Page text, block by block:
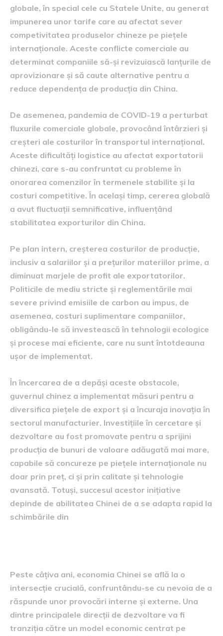
globale, în special cele cu Statele Unite, au generat
impunerea unor tarife care au afectat sever
competivitatea produselor chineze pe piețele
internaționale. Aceste conflicte comerciale au
determinat companiile să-și revizuiască lanțurile de
aprovizionare și să caute alternative pentru a
reduce dependența de producția din China.
De asemenea, pandemia de COVID-19 a perturbat
fluxurile comerciale globale, provocând întârzieri și
creșteri ale costurilor în transportul internațional.
Aceste dificultăți logistice au afectat exportatorii
chinezi, care s-au confruntat cu probleme în
onorarea comenzilor în termenele stabilite și la
costuri competitive. În același timp, cererea globală
a avut fluctuații semnificative, influențând
stabilitatea exporturilor din China.
Pe plan intern, creșterea costurilor de producție,
inclusiv a salariilor și a prețurilor materiilor prime, a
diminuat marjele de profit ale exportatorilor.
Politicile de mediu stricte și reglementările mai
severe privind emisiile de carbon au impus, de
asemenea, costuri suplimentare companiilor,
obligându-le să investească în tehnologii ecologice
și procese mai eficiente, care nu sunt întotdeauna
ușor de implementat.
În încercarea de a depăși aceste obstacole,
guvernul chinez a implementat măsuri pentru a
diversifica piețele de export și a încuraja inovația în
sectorul manufacturier. Investițiile în cercetare și
dezvoltare au fost promovate pentru a sprijini
producția de bunuri de valoare adăugată mai mare,
capabile să concureze pe piețele internaționale nu
doar prin preț, ci și prin calitate și tehnologie
avansată. Totuși, succesul acestor inițiative
depinde de abilitatea Chinei de a se adapta rapid la
schimbările din
Peste câțiva ani, economia Chinei se află la o
intersecție crucială, confruntându-se cu nevoia de a
răspunde unor provocări interne și externe. Una
dintre principalele direcții de dezvoltare va fi
tranziția către un model economic centrat pe